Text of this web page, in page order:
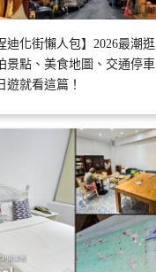
迪化街懶人包】2026最潮逛
景點、美食地圖、交通停車
遊就看這篇！